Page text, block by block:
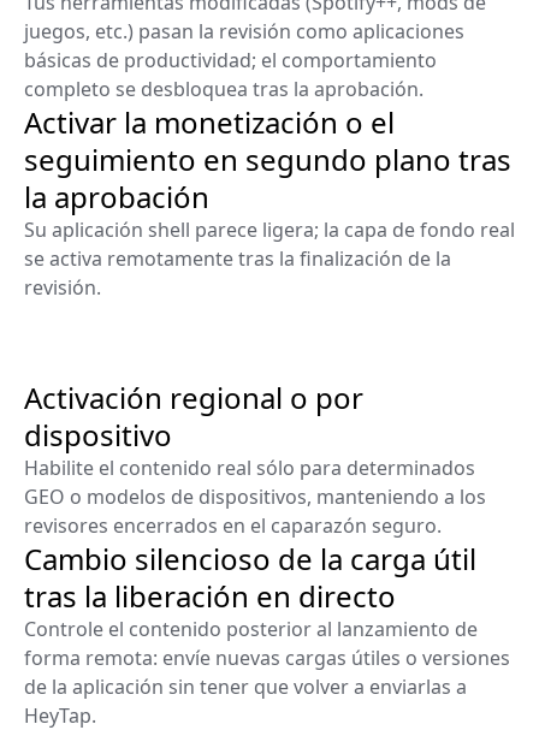
juegos, etc.) pasan la revisión como aplicaciones
básicas de productividad; el comportamiento
completo se desbloquea tras la aprobación.
Activar la monetización o el
seguimiento en segundo plano tras
la aprobación
Su aplicación shell parece ligera; la capa de fondo real
se activa remotamente tras la finalización de la
revisión.
Activación regional o por
dispositivo
Habilite el contenido real sólo para determinados
GEO o modelos de dispositivos, manteniendo a los
revisores encerrados en el caparazón seguro.
Cambio silencioso de la carga útil
tras la liberación en directo
Controle el contenido posterior al lanzamiento de
forma remota: envíe nuevas cargas útiles o versiones
de la aplicación sin tener que volver a enviarlas a
HeyTap.